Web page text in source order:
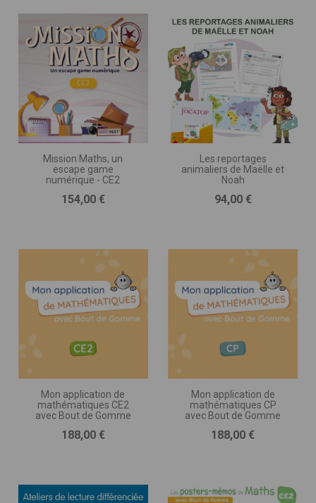
Mission Maths, un
escape game
numérique - CE2
Prix
154,00 €
Les reportages
animaliers de Maëlle et
Noah
Prix
94,00 €
Mon application de
mathématiques CE2
avec Bout de Gomme
Prix
188,00 €
Mon application de
mathématiques CP
avec Bout de Gomme
Prix
188,00 €